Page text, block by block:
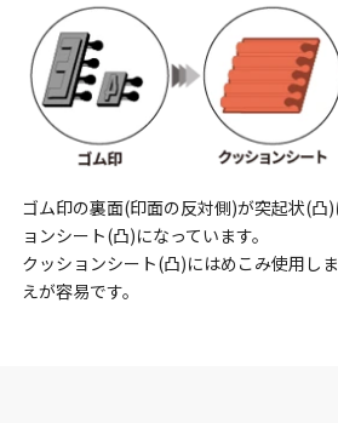
ゴム印の裏面(印面の反対側)が突起状(凸
ョンシート(凸)になっています。
クッションシート(凸)にはめこみ使用し
えが容易です。